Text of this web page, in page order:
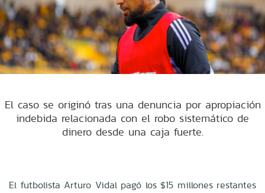
El caso se originó tras una denuncia por apropiación
indebida relacionada con el robo sistemático de
dinero desde una caja fuerte.
El futbolista Arturo Vidal pagó los $15 millones restantes